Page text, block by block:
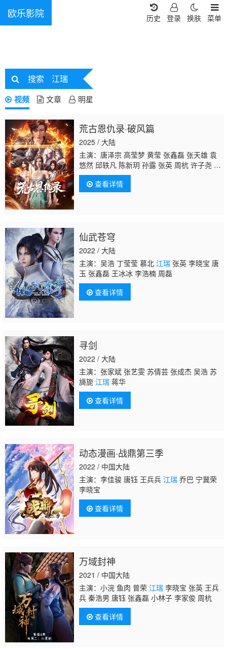
欧乐影院 菜单
换肤
登录
历史
搜索 江瑞
视频 文章 明星
荒古恩仇录·破风篇
2025 / 大陆
主演：唐泽宗 高莹梦 黄莹 张鑫磊 张天雄 袁
悠然 邱轶凡 陈新玥 孙露 张英 周杭 许子尧 王
晶 杜栓 罗文驰 唐钰 李潇 苏倩芸 谈维康
张景煌 张新昊 励达
查看详情
仙武苍穹
2022 / 大陆
主演：吴浩 丁莹莹 慕北 江瑞张英 李晓宝 唐
玉 张鑫磊 王冰冰 李浩楠 周磊
查看详情
寻剑
2022 / 大陆
主演：张家斌 张艺雯 苏倩芸 张成杰 吴浩 苏
旖旎 江瑞蒋华
查看详情
动态漫画·战鼎第三季
2022 / 中国大陆
主演：李佳骏 唐钰 王兵兵 江瑞乔巴 宁冀荣
李晓宝
查看详情
万域封神
2021 / 中国大陆
主演：小浣 鱼肉 曾荣 江瑞李晓宝 张英 王兵
兵 秦浩男 唐钰 张鑫磊 小林子 李家俊 周杭
查看详情